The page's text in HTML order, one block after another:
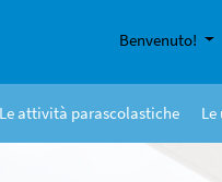
Benvenuto!
Le attività parascolastiche